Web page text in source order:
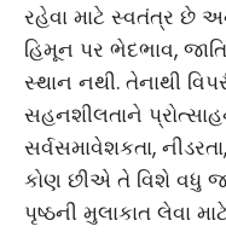
રહેવા માટે સ્વતંત્ર છે
હિમૂન પર ભેદભાવ,
સ્થાન નથી. તેનાથી
સહનશીલતાને
સર્વસમાવેશકતા,
કોણ છીએ તે વિશે વધુ
પૃષ્ઠની મુલાકાત લેવા